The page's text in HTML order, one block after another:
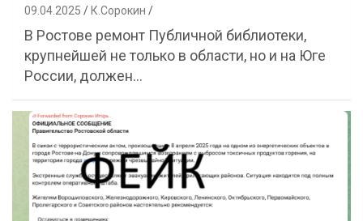
09.04.2025 К.Сорокин
В Ростове ремонт Публичной библиотеки,
крупнейшей не только в области, но и на Юге
России, должен…